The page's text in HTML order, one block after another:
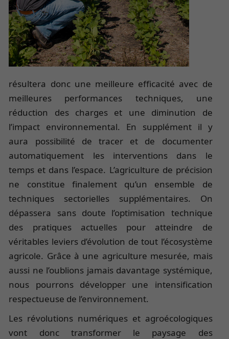
résultera donc une meilleure efficacité avec de
meilleures performances techniques, une
réduction des charges et une diminution de
l’impact environnemental. En supplément il y
aura possibilité de tracer et de documenter
automatiquement les interventions dans le
temps et dans l’espace. L’agriculture de précision
ne constitue finalement qu’un ensemble de
techniques sectorielles supplémentaires. On
dépassera sans doute l’optimisation technique
des pratiques actuelles pour atteindre de
véritables leviers d’évolution de tout l’écosystème
agricole. Grâce à une agriculture mesurée, mais
aussi ne l’oublions jamais davantage systémique,
nous pourrons développer une intensification
respectueuse de l’environnement.
Les révolutions numériques et agroécologiques
vont donc transformer le paysage des